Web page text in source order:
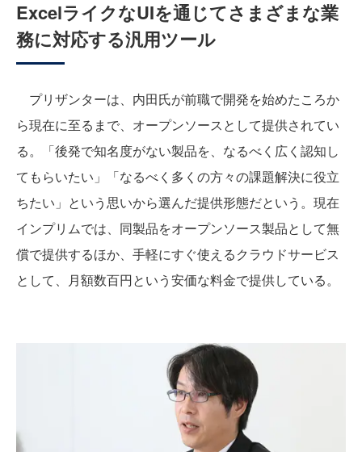
ExcelライクなUIを通じてさまざまな業
務に対応する汎用ツール
プリザンターは、内田氏が前職で開発を始めたころか
ら現在に至るまで、オープンソースとして提供されてい
る。「後発で知名度がない製品を、なるべく広く認知し
てもらいたい」「なるべく多くの方々の課題解決に役立
ちたい」という思いから選んだ提供形態だという。現在
インプリムでは、同製品をオープンソース製品として無
償で提供するほか、手軽にすぐ使えるクラウドサービス
として、月額数百円という安価な料金で提供している。